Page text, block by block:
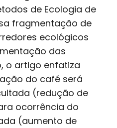
de Ecologia de
fragmentação de
ecológicos
das
o artigo enfatiza
do café será
(redução de
ocorrência do
(aumento de